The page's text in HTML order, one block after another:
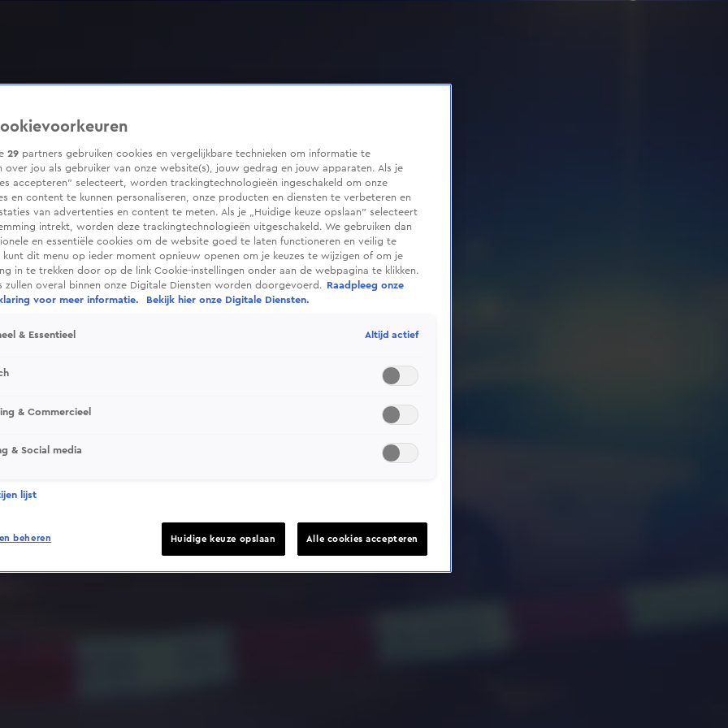
Deze video is niet beschikbaar op je huidige locatie
29 partners gebruiken cookies en vergelijkbare technieken om informatie te
over jou als gebruiker van onze website(s), jouw gedrag en jouw apparaten. Als je
accepteren” selecteert, worden trackingtechnologieën ingeschakeld om onze
en content te kunnen personaliseren, onze producten en diensten te verbeteren en
van advertenties en content te meten. Als je „Huidige keuze opslaan” selecteert
intrekt, worden deze trackingtechnologieën uitgeschakeld. We gebruiken dan
en essentiële cookies om de website goed te laten functioneren en veilig te
kunt dit menu op ieder moment opnieuw openen om je keuzes te wijzigen of om je
in te trekken door op de link Cookie-instellingen onder aan de webpagina te klikken.
zullen overal binnen onze Digitale Diensten worden doorgevoerd.
Raadpleeg onze
voor meer informatie.
Bekijk hier onze Digitale Diensten.
& Essentieel Altijd actief
& Commercieel
& Social media
lijst
beheren Huidige keuze opslaan Alle cookies accepteren